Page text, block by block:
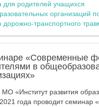
для родителей учащихся
организаций
дорожно-транспортного
«Современные
в
«Институт развития
года проводит семинар